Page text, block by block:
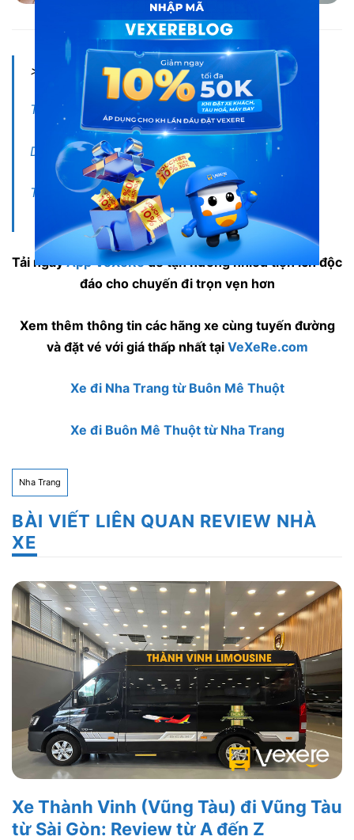
Nội thất xe Tân Niên đi Nha Trang
> Xem thêm:
Tổng hợp xe đi Nha Trang từ Buôn Mê Thuột
Du lịch Nha Trang – Vịnh Ninh Vân
Top 5 món ăn ngon khó cưỡng tại Nha Trang
Tải ngayApp VeXeReđể tận hưởng nhiều tiện ích độc
đáo cho chuyến đi trọn vẹn hơn
Xem thêm thông tin các hãng xe cùng tuyến đường
và đặt vé với giá thấp nhất tại VeXeRe.com
Xe đi Nha Trang từ Buôn Mê Thuột
Xe đi Buôn Mê Thuột từ Nha Trang
Nha Trang
BÀI VIẾT LIÊN QUAN REVIEW NHÀ
XE
Xe Thành Vinh (Vũng Tàu) đi Vũng Tàu
từ Sài Gòn: Review từ A đến Z